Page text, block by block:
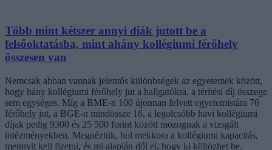
Több mint kétszer annyi diák jutott be a
felsőoktatásba, mint ahány kollégiumi férőhely
összesen van
Nemcsak abban vannak jelentős különbségek az egyetemek között,
hogy hány kollégiumi férőhely jut a hallgatókra, a térítési díj összege
sem egységes. Míg a BME-n 100 újonnan felvett egyetemistára 76
férőhely jut, a BGE-n mindössze 16, a legolcsóbb havi kollégiumi
díjak pedig 9300 és 25 500 forint között mozognak a vizsgált
intézményekben. Megnéztük, hol mekkora a kollégiumi kapacitás,
mennyit kell fizetni, és mi alapján dől el, hogy ki költözhet be.